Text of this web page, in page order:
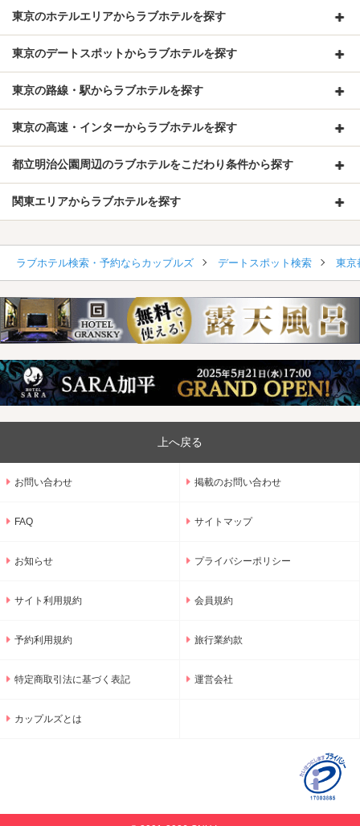
東京のホテルエリアからラブホテルを探す
東京のデートスポットからラブホテルを探す
東京の路線・駅からラブホテルを探す
東京の高速・インターからラブホテルを探す
都立明治公園周辺のラブホテルをこだわり条件から探す
関東エリアからラブホテルを探す
ラブホテル検索・予約ならカップルズ デートスポット検索 東京
上へ戻る
お問い合わせ 掲載のお問い合わせ
FAQ サイトマップ
お知らせ プライバシーポリシー
サイト利用規約 会員規約
予約利用規約 旅行業約款
特定商取引法に基づく表記 運営会社
カップルズとは